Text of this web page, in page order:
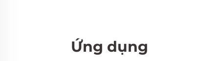
Ứng dụng